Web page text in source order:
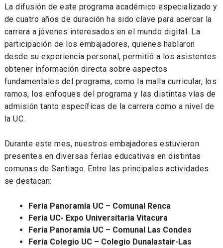
La difusión de este programa académico especializado y
de cuatro años de duración ha sido clave para acercar la
carrera a jóvenes interesados en el mundo digital. La
participación de los embajadores, quienes hablaron
desde su experiencia personal, permitió a los asistentes
obtener información directa sobre aspectos
fundamentales del programa, como la malla curricular, los
ramos, los enfoques del programa y las distintas vías de
admisión tanto específicas de la carrera como a nivel de
la UC.
Durante este mes, nuestros embajadores estuvieron
presentes en diversas ferias educativas en distintas
comunas de Santiago. Entre las principales actividades
se destacan:
Feria Panoramia UC – Comunal Renca
Feria UC- Expo Universitaria Vitacura
Feria Panoramia UC – Comunal Las Condes
Feria Colegio UC – Colegio Dunalastair-Las